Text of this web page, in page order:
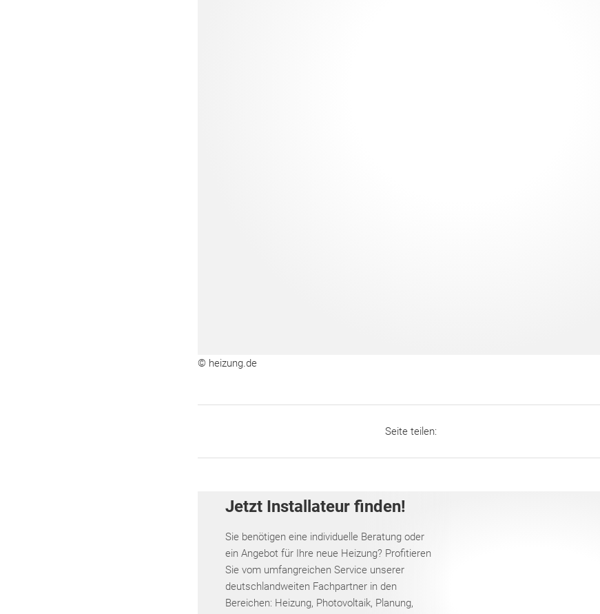
© heizung.de
Seite teilen:
Jetzt Installateur finden!
Sie benötigen eine individuelle Beratung oder
ein Angebot für Ihre neue Heizung? Profitieren
Sie vom umfangreichen Service unserer
deutschlandweiten Fachpartner in den
Bereichen: Heizung, Photovoltaik, Planung,